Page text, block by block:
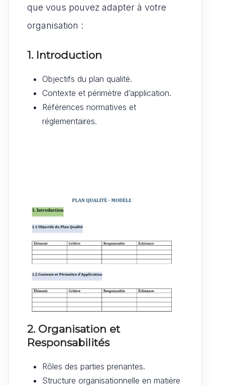
que vous pouvez adapter à votre
organisation :
1. Introduction
Objectifs du plan qualité.
Contexte et périmètre d’application.
Références normatives et
réglementaires.
2. Organisation et
Responsabilités
Rôles des parties prenantes.
Structure organisationnelle en matière